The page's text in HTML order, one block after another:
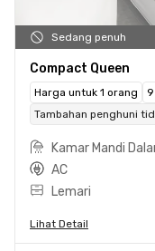
Sedang penuh
Compact Queen
Harga untuk 1 orang
9
Tambahan penghuni
Kamar Mandi
AC
Lemari
Lihat Detail